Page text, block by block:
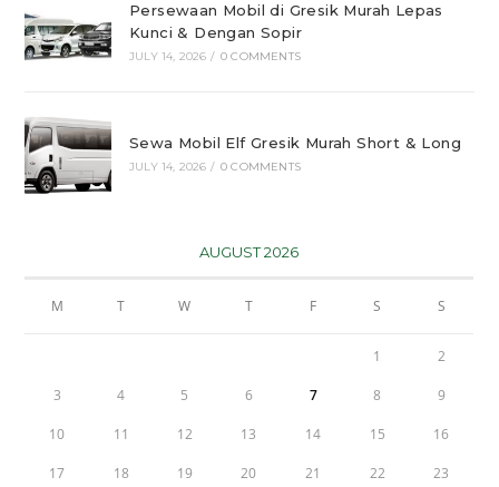
Persewaan Mobil di Gresik Murah Lepas
Kunci & Dengan Sopir
JULY 14, 2026 / 0 COMMENTS
Sewa Mobil Elf Gresik Murah Short & Long
JULY 14, 2026 / 0 COMMENTS
AUGUST 2026
M T W T F S S
1 2
3 4 5 6 7 8 9
10 11 12 13 14 15 16
17 18 19 20 21 22 23